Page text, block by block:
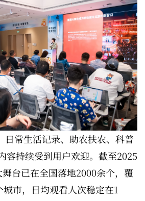
日常生活记录、助农扶农、科普
容持续受到用户欢迎。截至2025
台已在全国落地2000余个，覆
市，日均观看人次稳定在1